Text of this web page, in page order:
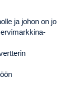
ja johon on jo